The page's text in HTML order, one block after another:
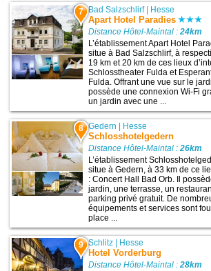
7 Bad Salzschlirf| Hesse
Apart Hotel Paradies
Distance Hôtel-Maintal :24km
L’établissement Apart Hotel
situe à Bad Salzschlirf, à
19 km et 20 km de ces lieux
Schlosstheater Fulda et
Fulda. Offrant une vue sur le
possède une connexion Wi-Fi
un jardin avec une ...
8 Gedern Hesse
Schlosshotelgedern
Distance Hôtel-Maintal :26km
L’établissement
situe à Gedern, à 33 km de ce
: Concert Hall Bad Orb. Il
jardin, une terrasse, un
parking privé gratuit. De
équipements et services sont
place ...
9 Schlitz Hesse
Hotel Vorderburg
Distance Hôtel-Maintal :28km